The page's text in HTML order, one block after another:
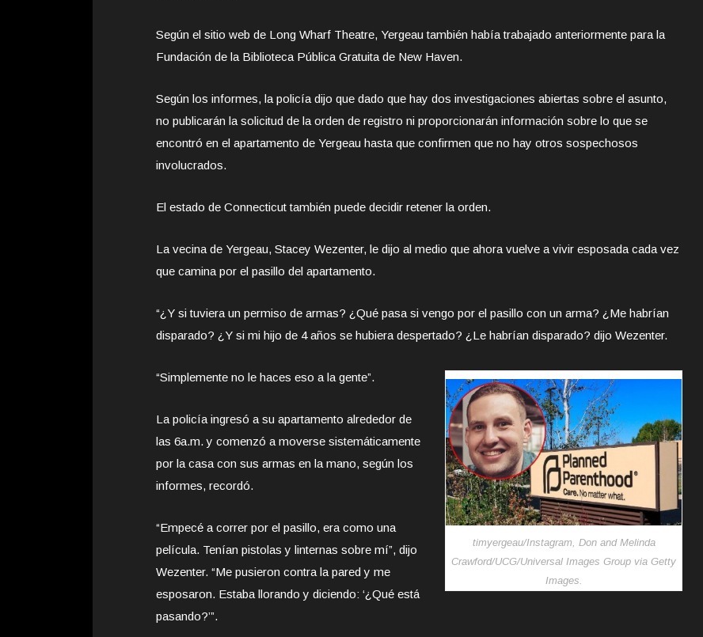
Según el sitio web de Long Wharf Theatre, Yergeau también había trabajado anteriormente para la
Fundación de la Biblioteca Pública Gratuita de New Haven.
Según los informes, la policía dijo que dado que hay dos investigaciones abiertas sobre el asunto,
no publicarán la solicitud de la orden de registro ni proporcionarán información sobre lo que se
encontró en el apartamento de Yergeau hasta que confirmen que no hay otros sospechosos
involucrados.
El estado de Connecticut también puede decidir retener la orden.
La vecina de Yergeau, Stacey Wezenter, le dijo al medio que ahora vuelve a vivir esposada cada vez
que camina por el pasillo del apartamento.
“¿Y si tuviera un permiso de armas? ¿Qué pasa si vengo por el pasillo con un arma? ¿Me habrían
disparado? ¿Y si mi hijo de 4 años se hubiera despertado? ¿Le habrían disparado? dijo Wezenter.
timyergeau/Instagram, Don and Melinda
Crawford/UCG/Universal Images Group via Getty
Images.
“Simplemente no le haces eso a la gente”.
La policía ingresó a su apartamento alrededor de
las 6a.m. y comenzó a moverse sistemáticamente
por la casa con sus armas en la mano, según los
informes, recordó.
“Empecé a correr por el pasillo, era como una
película. Tenían pistolas y linternas sobre mí”, dijo
Wezenter. “Me pusieron contra la pared y me
esposaron. Estaba llorando y diciendo: ‘¿Qué está
pasando?’”.